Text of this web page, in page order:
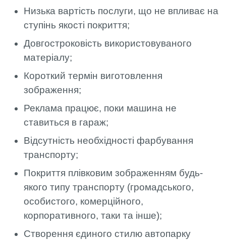
Низька вартість послуги, що не впливає на
ступінь якості покриття;
Довгостроковість використовуваного
матеріалу;
Короткий термін виготовлення
зображення;
Реклама працює, поки машина не
ставиться в гараж;
Відсутність необхідності фарбування
транспорту;
Покриття плівковим зображенням будь-
якого типу транспорту (громадського,
особистого, комерційного,
корпоративного, таки та інше);
Створення єдиного стилю автопарку